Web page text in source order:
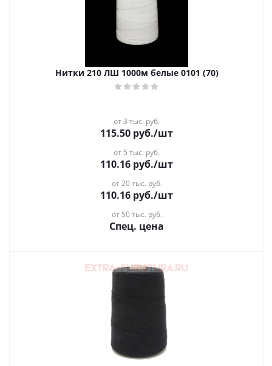
Нитки 210 ЛШ 1000м белые 0101 (70)
от 3 тыс. руб.
115.50 руб./шт
от 5 тыс. руб.
110.16 руб./шт
от 20 тыс. руб.
110.16 руб./шт
от 50 тыс. руб.
Спец. цена